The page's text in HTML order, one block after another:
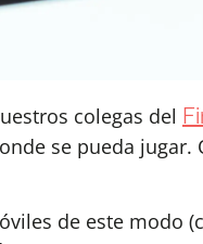
colegas del
se pueda jugar.
de este modo